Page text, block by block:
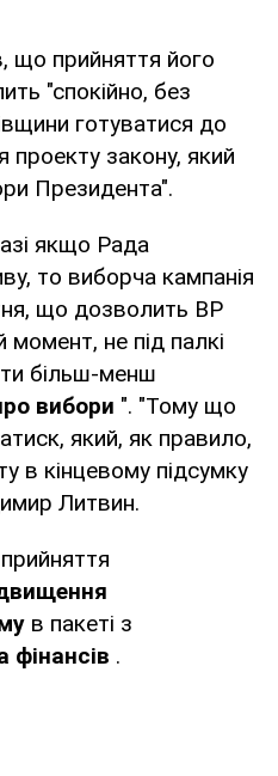
що прийняття його
"спокійно, без
готуватися до
проекту закону, який
Президента".
якщо Рада
то виборча кампанія
що дозволить ВР
момент, не під палкі
більш-менш
вибори ". "Тому що
який, як правило,
в кінцевому підсумку
Литвин.
в пакеті з
фінансів .